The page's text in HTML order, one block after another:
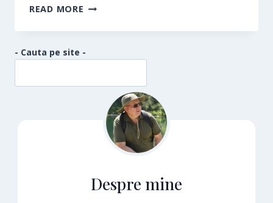
READ MORE ROVINJ
- Cauta pe site -
Despre mine